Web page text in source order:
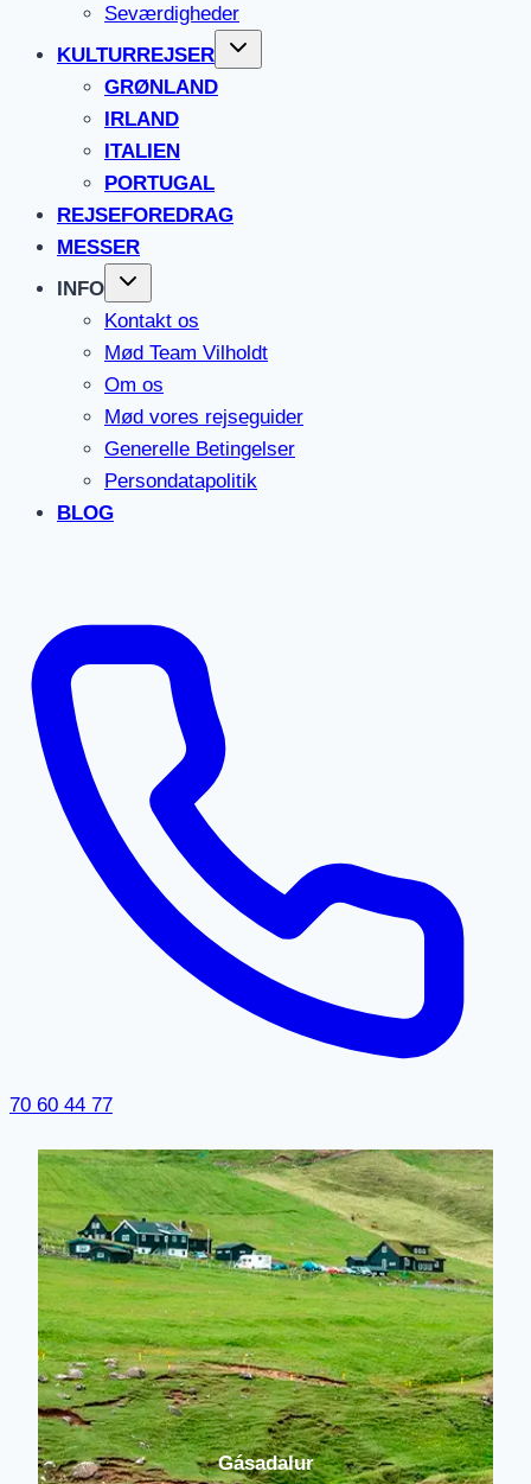
Seværdigheder
KULTURREJSER
GRØNLAND
IRLAND
ITALIEN
PORTUGAL
REJSEFOREDRAG
MESSER
INFO
Kontakt os
Mød Team Vilholdt
Om os
Mød vores rejseguider
Generelle Betingelser
Persondatapolitik
BLOG
70 60 44 77
Gásadalur